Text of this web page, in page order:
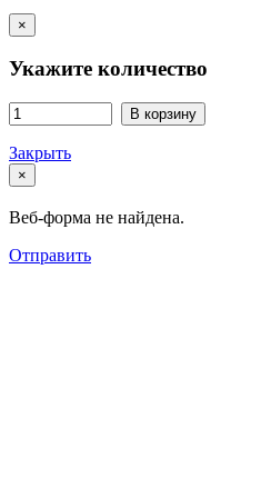
×
Укажите количество
В корзину
Закрыть
×
Веб-форма не найдена.
Отправить